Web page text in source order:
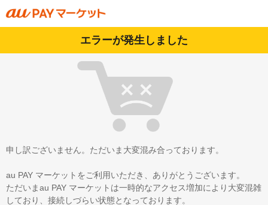
エラーが発生しました
申し訳ございません。ただいま大変混み合っております。
au PAY マーケットをご利用いただき、ありがとうございます。
ただいまau PAY マーケットは一時的なアクセス増加により大変混雑
しており、接続しづらい状態となっております。